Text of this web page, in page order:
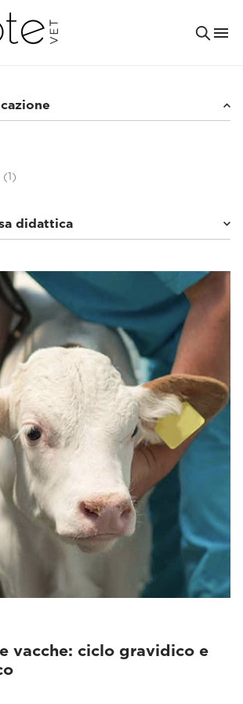
(1)
didattica
clinica
vacche: ciclo gravidico e